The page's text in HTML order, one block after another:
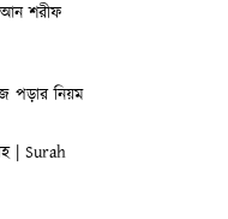
শরীফ
পড়ার নিয়ম
| Surah